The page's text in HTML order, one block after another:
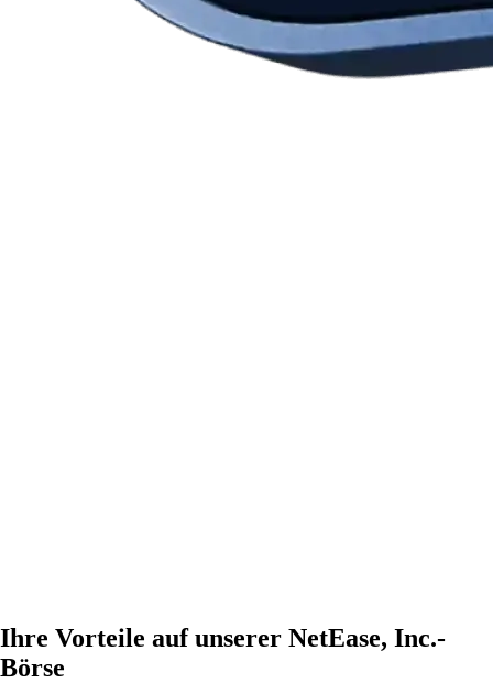
Ihre Vorteile auf unserer NetEase, Inc.-
Börse